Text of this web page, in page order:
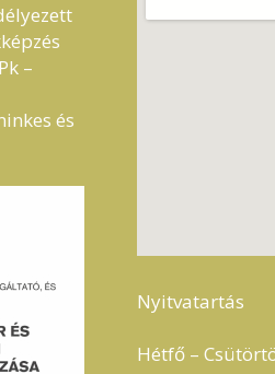
–
és
Nyitvatartás
Hétfő –